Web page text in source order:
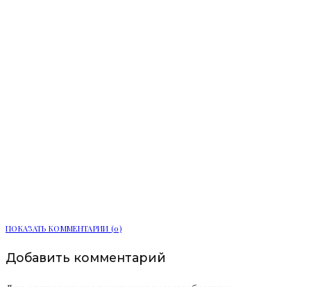
ПОКАЗАТЬ КОММЕНТАРИИ (0)
Добавить комментарий